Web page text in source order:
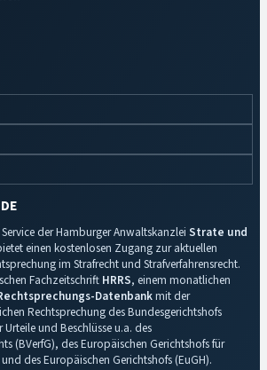
der Hamburger Anwaltskanzlei Strate und
einen kostenlosen Zugang zur aktuellen
im Strafrecht und Strafverfahrensrecht.
Fachzeitschrift HRRS, einem monatlichen
Datenbankmit der
Rechtsprechung des Bundesgerichtshofs
und Beschlüsse u.a. des
(BVerfG), des Europäischen Gerichtshofs für
des Europäischen Gerichtshofs (EuGH).